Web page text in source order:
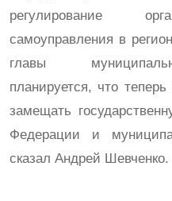
регулирование
самоуправления в
главы
планируется, что
замещать
Федерации и
сказал Андрей Шевченко.